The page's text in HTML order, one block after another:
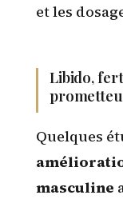
et les
Libido,
Quelques
masculine